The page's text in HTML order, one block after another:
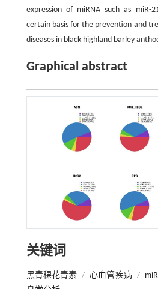
expression of miRNA such as miR-
certain basis for the prevention and
diseases in black highland barley
Graphical abstract
关键词
黑青稞花青素 / 心血管疾病 /